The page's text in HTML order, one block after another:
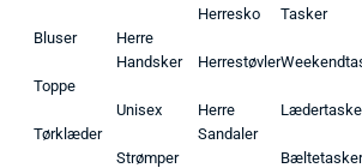
Bluser
Toppe
Tørklæder
Herre
Handsker
Unisex
Strømper
Herresko
Herrestøvler
Herre
Sandaler
Tasker